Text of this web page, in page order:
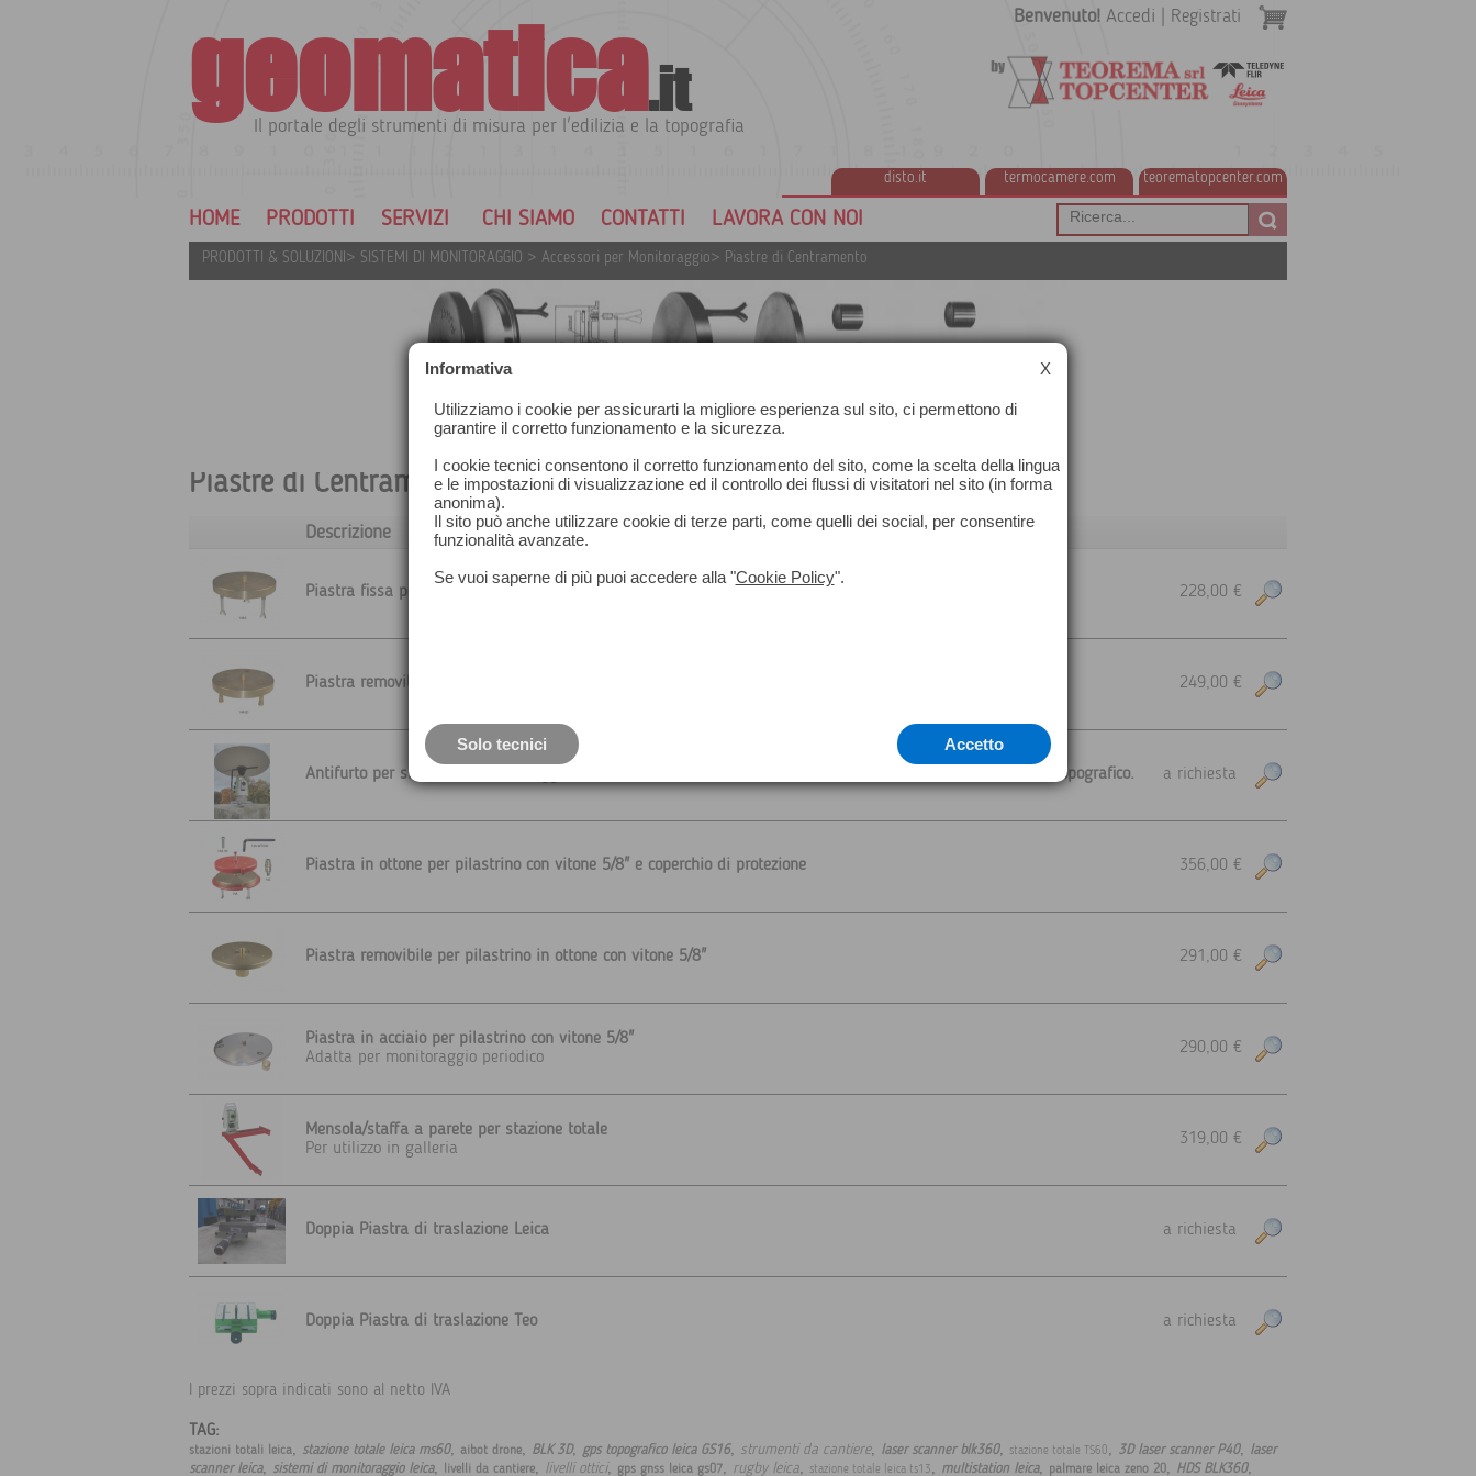
geomatica.it
Il portale degli strumenti di misura per l'edilizia e la topografia
disto.it termocamere.com teorematopcenter.com
Benvenuto! Accedi Registrati
HOME PRODOTTI SERVIZI CHI SIAMO CONTATTI LAVORA CON NOI
PRODOTTI & SOLUZIONI > SISTEMI DI MONITORAGGIO > Accessori per Monitoraggio > Piastre di Centramento
Piastre di Centramento
Descrizione
Piastra fissa per pilastrino in ottone con vitone 5/8" 228,00 €
Piastra removibile per pilastrino in ottone con vitone 5/8" 249,00 €
Antifurto per sistema di monitoraggio Primo Sistema al mondo studiato e realizzato da esperti del settore topografico. a richiesta
Piastra in ottone per pilastrino con vitone 5/8" e coperchio di protezione 356,00 €
Piastra removibile per pilastrino in ottone con vitone 5/8" 291,00 €
Piastra in acciaio per pilastrino con vitone 5/8"
Adatta per monitoraggio periodico
290,00 €
Mensola/staffa a parete per stazione totale
Per utilizzo in galleria
319,00 €
Doppia Piastra di traslazione Leica a richiesta
Doppia Piastra di traslazione Teo a richiesta
I prezzi sopra indicati sono al netto IVA
TAG:
stazioni totali leica, stazione totale leica ms60, aibot drone, BLK 3D, gps topografico leica GS16, strumenti da cantiere, laser scanner blk360, stazione totale TS60, 3D laser scanner P40, laser
scanner leica, sistemi di monitoraggio leica, livelli da cantiere, livelli ottici, gps gnss leica gs07, rugby leica, stazione totale leica ts13, multistation leica, palmare leica zeno 20, HDS BLK360,
Informativa X
Utilizziamo i cookie per assicurarti la migliore esperienza sul sito, ci permettono di
garantire il corretto funzionamento e la sicurezza.
I cookie tecnici consentono il corretto funzionamento del sito, come la scelta della lingua
e le impostazioni di visualizzazione ed il controllo dei flussi di visitatori nel sito (in forma
anonima).
Il sito può anche utilizzare cookie di terze parti, come quelli dei social, per consentire
funzionalità avanzate.
Se vuoi saperne di più puoi accedere alla "Cookie Policy".
Solo tecnici Accetto